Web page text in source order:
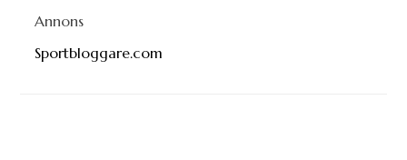
Annons
Sportbloggare.com